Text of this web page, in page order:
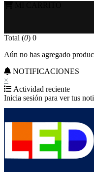
Total (0) 0
Aún no has agregado
NOTIFICACIONES
×
Actividad reciente
Inicia sesión para ver tus